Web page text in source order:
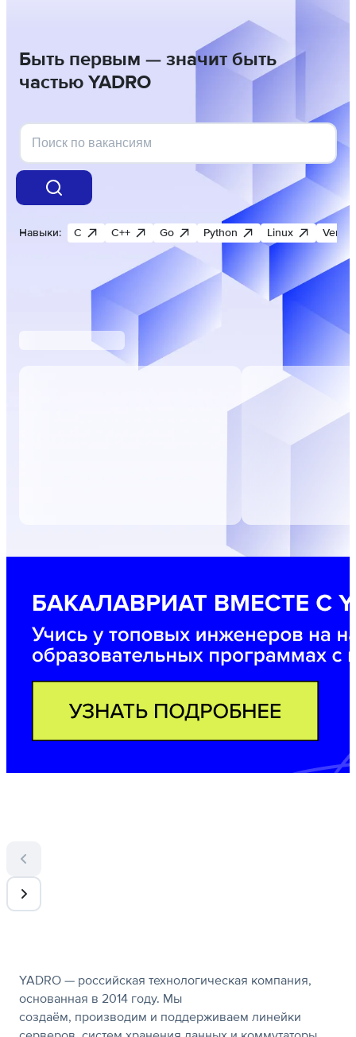
Быть первым — значит быть
частью YADRO
Навыки: C C++ Go Python Linux Verilog
YADRO — российская технологическая компания,
основанная в 2014 году. Мы
создаём, производим и поддерживаем линейки